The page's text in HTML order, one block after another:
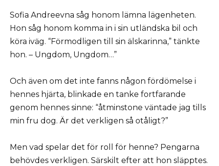
Sofia Andreevna såg honom lämna lägenheten.
Hon såg honom komma in i sin utländska bil och
köra iväg. “Förmodligen till sin älskarinna,” tänkte
hon. – Ungdom, Ungdom…”
Och även om det inte fanns någon fördömelse i
hennes hjärta, blinkade en tanke fortfarande
genom hennes sinne: “åtminstone väntade jag tills
min fru dog. Är det verkligen så otåligt?”
Men vad spelar det för roll för henne? Pengarna
behövdes verkligen. Särskilt efter att hon släpptes.